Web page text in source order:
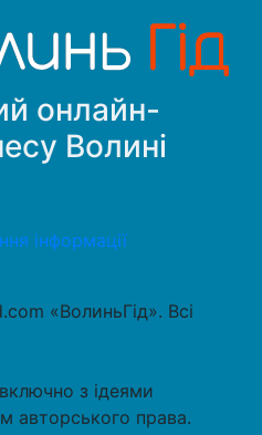
онлайн-
Волині
інформації
«ВолиньГід». Всі
з ідеями
авторського права.